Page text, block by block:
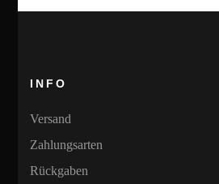
INFO
Versand
Zahlungsarten
Rückgaben